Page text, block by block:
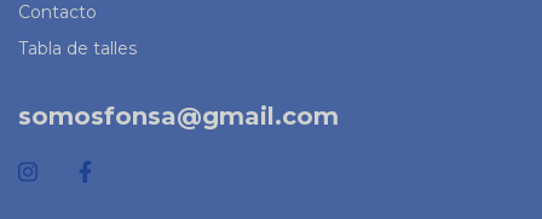
Contacto
Tabla de talles
somosfonsa@gmail.com